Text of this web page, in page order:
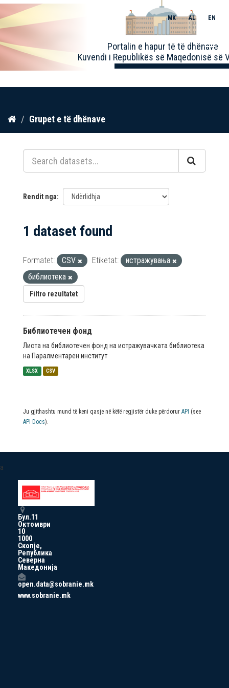
Kalo
përmbajtja
Portalin e hapur të të dhënave
Kuvendi i Republikës së Maqedonisë së
MK AL EN
Toggle
Grupet e të dhënave
Rendit nga
1 dataset found
Formatet: CSV Etiketat:
истражувања
библиотека
Filtro rezultatet
Библиотечен фонд
Листа на библиотечен фонд на истражувачката библиотека
на Паралментарен институт
XLSX CSV
Ju gjithashtu mund të keni qasje në këtë regjistër duke përdorur API (see
API Docs).
a
Бул.11
Октомври
10
1000
Скопје,
Република
Северна
Македонија
open.data@sobranie.mk
www.sobranie.mk